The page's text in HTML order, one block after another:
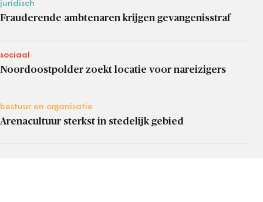
juridisch
Frauderende ambtenaren krijgen gevangenisstraf
sociaal
Noordoostpolder zoekt locatie voor nareizigers
bestuur en organisatie
Arenacultuur sterkst in stedelijk gebied